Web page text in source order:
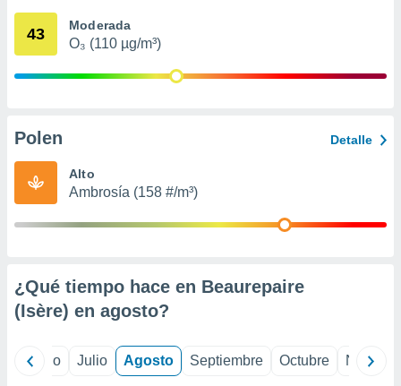
mediante
publicidad
de
43 Moderada
O₃ (110 µg/m³)
Polen Detalle
Alto
Ambrosía (158 #/m³)
¿Qué tiempo hace en Beaurepaire
(Isère) en agosto?
Junio Julio Agosto Septiembre Octubre